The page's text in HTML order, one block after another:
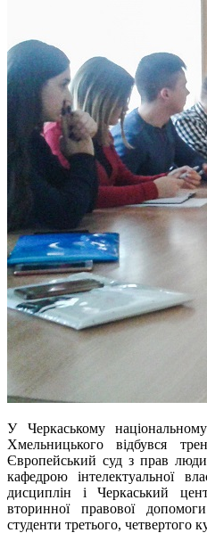
У Черкаському
Хмельницького відбувся
Європейський суд з прав
кафедрою інтелектуальної
дисциплін і Черкаський
вторинної правової
студенти третього, четвертого